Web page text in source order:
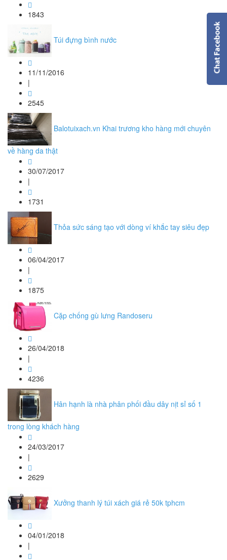
1843
Túi đựng bình nước
11/11/2016
|
2545
Balotuixach.vn Khai trương kho hàng mới chuyên
về hàng da thật
30/07/2017
|
1731
Thỏa sức sáng tạo với dòng ví khắc tay siêu đẹp
06/04/2017
|
1875
Cặp chống gù lưng Randoseru
26/04/2018
|
4236
Hân hạnh là nhà phân phối đầu dây nịt sỉ số 1
trong lòng khách hàng
24/03/2017
|
2629
Xưởng thanh lý túi xách giá rẻ 50k tphcm
04/01/2018
|